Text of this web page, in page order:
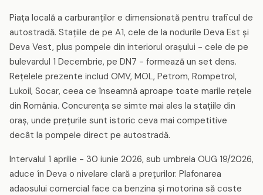
Piața locală a carburanților e dimensionată pentru traficul de
autostradă. Stațiile de pe A1, cele de la nodurile Deva Est și
Deva Vest, plus pompele din interiorul orașului - cele de pe
bulevardul 1 Decembrie, pe DN7 - formează un set dens.
Rețelele prezente includ OMV, MOL, Petrom, Rompetrol,
Lukoil, Socar, ceea ce înseamnă aproape toate marile rețele
din România. Concurența se simte mai ales la stațiile din
oraș, unde prețurile sunt istoric ceva mai competitive
decât la pompele direct pe autostradă.
Intervalul 1 aprilie - 30 iunie 2026, sub umbrela OUG 19/2026,
aduce în Deva o nivelare clară a prețurilor. Plafonarea
adaosului comercial face ca benzina și motorina să coste